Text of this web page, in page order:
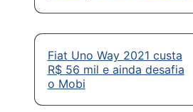
Fiat Uno Way 2021 custa
R$ 56 mil e ainda desafia
o Mobi